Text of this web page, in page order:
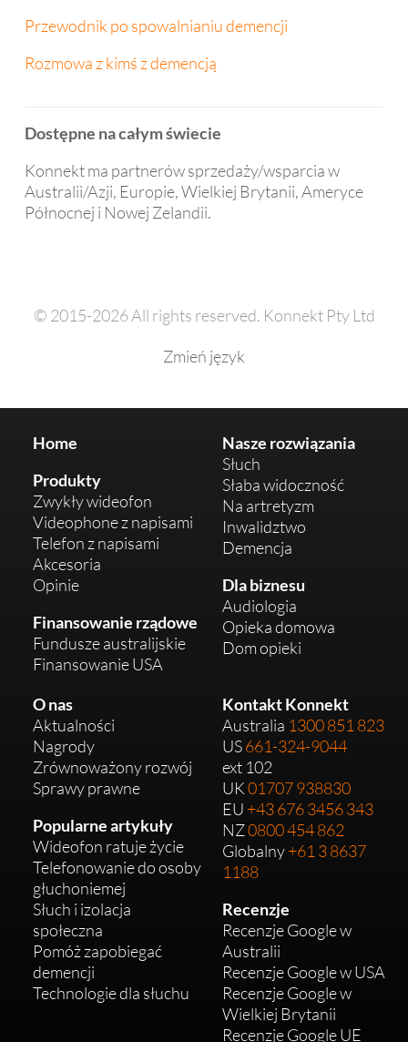
Przewodnik po spowalnianiu demencji
Rozmowa z kimś z demencją
Dostępne na całym świecie
Konnekt ma partnerów sprzedaży/wsparcia w
Australii/Azji, Europie, Wielkiej Brytanii, Ameryce
Północnej i Nowej Zelandii.
© 2015-2026 All rights reserved. Konnekt Pty Ltd
Zmień język
Home
Produkty
Zwykły wideofon
Videophone z napisami
Telefon z napisami
Akcesoria
Opinie
Finansowanie rządowe
Fundusze australijskie
Finansowanie USA
Nasze rozwiązania
Słuch
Słaba widoczność
Na artretyzm
Inwalidztwo
Demencja
Dla biznesu
Audiologia
Opieka domowa
Dom opieki
O nas
Aktualności
Nagrody
Zrównoważony rozwój
Sprawy prawne
Popularne artykuły
Wideofon ratuje życie
Telefonowanie do osoby
głuchoniemej
Słuch i izolacja
społeczna
Pomóż zapobiegać
demencji
Technologie dla słuchu
Kontakt Konnekt
Australia 1300 851 823
US661-324-9044
ext 102
UK01707 938830
EU +43 676 3456 343
NZ0800 454 862
Globalny+61 3 8637
1188
Recenzje
Recenzje Google w
Australii
Recenzje Google w USA
Recenzje Google w
Wielkiej Brytanii
Recenzje Google UE